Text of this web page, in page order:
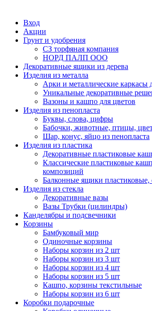
Вход
Акции
Грунт и удобрения
СЗ торфяная компания
НОРД ПАЛП ООО
Декоративные ящики из дерева
Изделия из металла
Арки и металлические каркасы
Уникальные декоративные
Вазоны и кашпо для цветов
Изделия из пенопласта
Буквы, слова, цифры
Бабочки, животные, птицы,
Шар, конус, яйцо из пенопласта
Изделия из пластика
Декоративные пластиковые
Классические пластиковые
композиций
Балконные ящики пластиковые,
Изделия из стекла
Декоративные вазы
Вазы Трубки (цилиндры)
Канделябры и подсвечники
Корзины
Бамбуковый мир
Одиночные корзины
Наборы корзин из 2 шт
Наборы корзин из 3 шт
Наборы корзин из 4 шт
Наборы корзин из 5 шт
Кашпо, корзины текстильные
Наборы корзин из 6 шт
Коробки подарочные